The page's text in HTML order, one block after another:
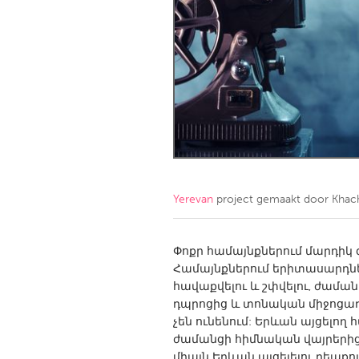
Amherstburg
Ottawa
South
MALAYSIA
Kuala Lumpur
NETHERLANDS
Qatar
SINGAPORE
Singapore
Yerevan project gemaakt door
Փոքր համայնքներում մարդիկ
Համայնքներում
հավաքվելու և շփվելու,
դպրոցից և տոնական
չեն ունենում: Երևան
ժամանցի հիմնական